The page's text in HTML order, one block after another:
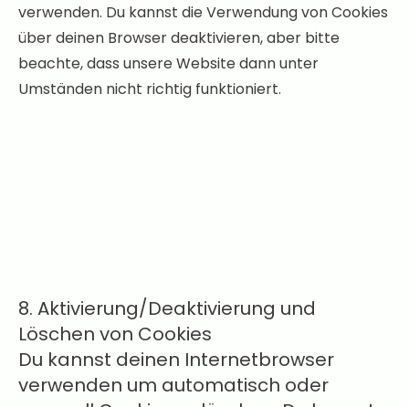
verwenden. Du kannst die Verwendung von Cookies
über deinen Browser deaktivieren, aber bitte
beachte, dass unsere Website dann unter
Umständen nicht richtig funktioniert.
8. Aktivierung/Deaktivierung und
Löschen von Cookies
Du kannst deinen Internetbrowser
verwenden um automatisch oder